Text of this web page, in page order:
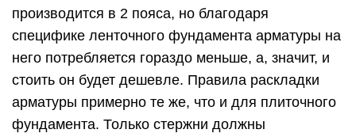
производится в 2 пояса, но благодаря
специфике ленточного фундамента арматуры на
него потребляется гораздо меньше, а, значит, и
стоить он будет дешевле. Правила раскладки
арматуры примерно те же, что и для плиточного
фундамента. Только стержни должны